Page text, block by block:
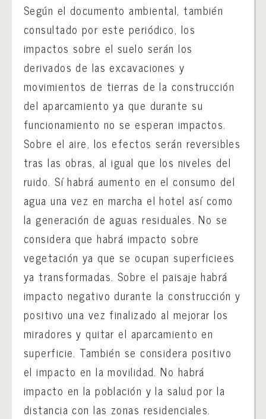
Según el documento ambiental, también
consultado por este periódico, los
impactos sobre el suelo serán los
derivados de las excavaciones y
movimientos de tierras de la construcción
del aparcamiento ya que durante su
funcionamiento no se esperan impactos.
Sobre el aire, los efectos serán reversibles
tras las obras, al igual que los niveles del
ruido. Sí habrá aumento en el consumo del
agua una vez en marcha el hotel así como
la generación de aguas residuales. No se
considera que habrá impacto sobre
vegetación ya que se ocupan superficiees
ya transformadas. Sobre el paisaje habrá
impacto negativo durante la construcción y
positivo una vez finalizado al mejorar los
miradores y quitar el aparcamiento en
superficie. También se considera positivo
el impacto en la movilidad. No habrá
impacto en la población y la salud por la
distancia con las zonas residenciales.